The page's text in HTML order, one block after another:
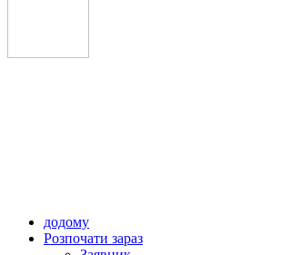
додому
Розпочати зараз